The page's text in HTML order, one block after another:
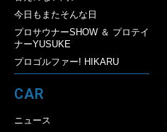
今日もまたそんな日
プロサウナーSHOW ＆ プロテイ
ナーYUSUKE
プロゴルファー! HIKARU
CAR
ニュース